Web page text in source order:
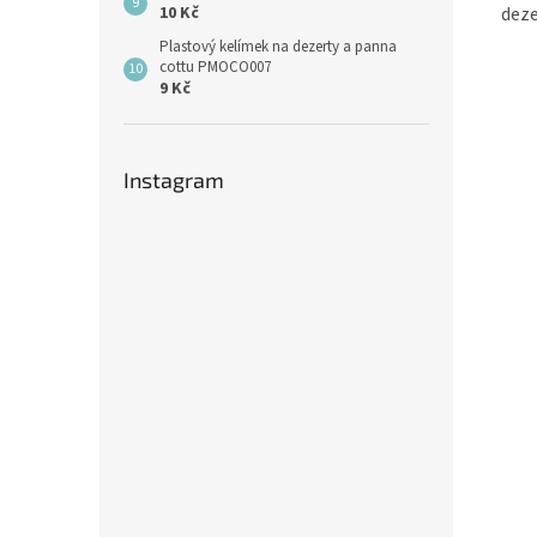
10 Kč
Plastový kelímek na dezerty a panna
cottu PMOCO007
9 Kč
Instagram